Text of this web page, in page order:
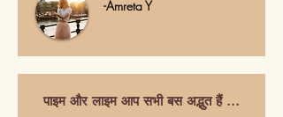
-Amreta Y
पाइम और लाइम आप सभी बस अद्भुत हैं ...